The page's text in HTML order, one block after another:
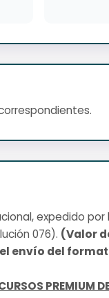
expedido por
076). (Valor
envío del
PREMIUM